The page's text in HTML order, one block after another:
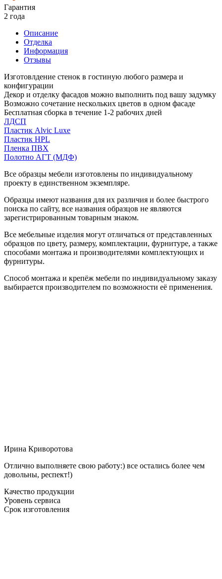
Гарантия
2 года
Описание
Отделка
Информация
Отзывы
Изготовлдение стенок в гостиную любого размера и
конфигурации
Декор и отделку фасадов можно выполнить под вашу задумку
Возможно сочетание нескольких цветов в одном фасаде
Бесплатная сборка в течение 1-2 рабочих дней
ЛДСП
Пластик Alvic Luxe
Пластик HPL
Пленка ПВХ
Полотно АГТ (МДФ)
Все образцы мебели изготовлены по индивидуальному
проекту в единственном экземпляре.
Образцы имеют названия для их различия и более быстрого
поиска по сайту, все названия образцов не являются
зарегистрированным товарным знаком.
Все мебельные изделия могут отличаться от представленных
образцов по цвету, размеру, комплектации, фурнитуре, а также
способами монтажа и производителями комплектующих и
фурнитуры.
Способ монтажа и крепёж мебели по индивидуальному заказу
выбирается производителем по возможности её применения.
Ирина Криворотова
Отлично выполняете свою работу:) все остались более чем
довольны, респект!)
Качество продукции
Уровень сервиса
Срок изготовления